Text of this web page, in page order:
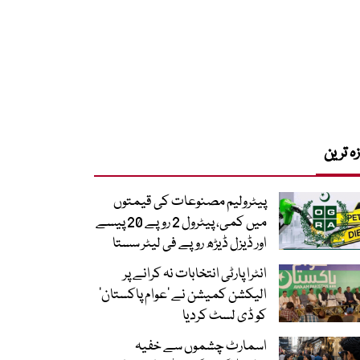
ترین
پیٹرولیم مصنوعات کی قیمتوں
میں کمی، پیٹرول 2 روپے 20 پیسے
اور ڈیزل ڈیڑھ روپے فی لیٹر سستا
انٹرا پارٹی انتخابات نہ کرانے پر
الیکشن کمیشن نے ’عوام پاکستان‘
کو ڈی لسٹ کردیا
اسمارٹ چشموں سے خفیہ